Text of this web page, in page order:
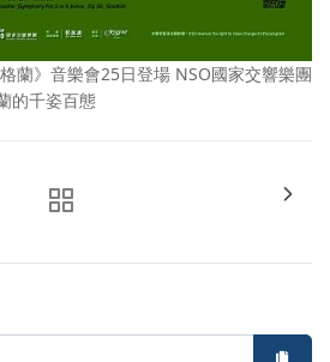
蘭》音樂會25日登場 NSO國家交響樂團
的千姿百態